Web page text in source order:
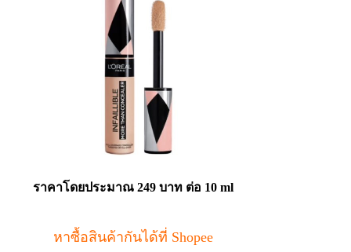
ราคาโดยประมาณ 249 บาท ต่อ 10 ml
หาซื้อสินค้ากันได้ที่ Shopee